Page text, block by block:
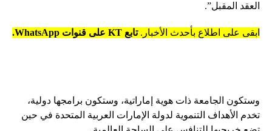
العقد المقبل”.
ابقى على اطلاع بأحدث الأخبار.تابع KT على قنوات WhatsApp.
وستكون الجامعة ذات هوية إماراتية، وستكون برامجها دولية،
تخدم الأهداف التنموية لدولة الإمارات العربية المتحدة في حين